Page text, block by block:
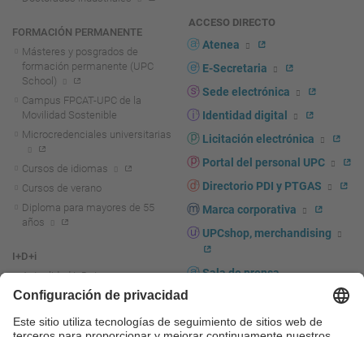
FORMACIÓN PERMANENTE
Másteres y posgrados de
formación permanente (UPC
School)
Campus FPCAT-UPC de la
Movilidad Sostenible
Microcredenciales universitarias
Cursos de idiomas
Cursos de verano
Diploma para mayores de 55
años
I+D+i
Actualidad I+D+I
La investigación en la UPC
Fomento y apoyo a la
investigación
ACCESO DIRECTO
Atenea
E-Secretaria
Sede electrónica
Identidad digital
Licitación electrónica
Portal del personal UPC
Directorio PDI y PTGAS
Marca corporativa
UPCshop, merchandising
Sala de prensa